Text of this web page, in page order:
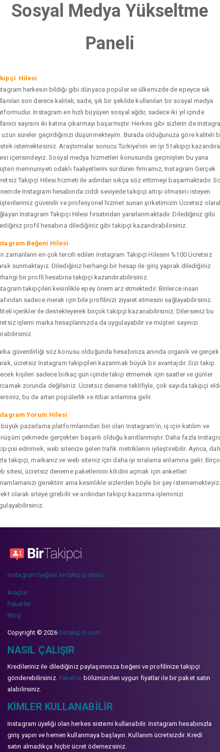
Sosyal Medya Yükseltme
Paneli
Hilesi
herkesin bildiği gibi dünyaca popüler ve ülkemizde de epeyce sık
son derece kaliteli, sade, şık bir şekilde kullanılan bir sosyal medya
Instagram en hızlı büyüyen sosyal ağdır, sadece iki yıl içinde
sayısını iki katına çıkarmayı başarmıştır. Herkes gibi sizlerin de
uzun süreler geçirdiğinizi düşünmekteyim. Burada olduğunuza göre kaliteli
istemektesiniz. Araştırmalar sonucu Türkiye’nin en iyi 5 takipçi
içerisindeyiz. Sosyal medya hizmetleri konusunda geçmişten bu yana
memnuniyeti odaklı faaliyetlerini sürdüren firmamız, Instagram Gerçek
Takipçi Hilesi hizmeti ile adından sıkça söz ettirmeyi başarmaktadır.
Instagram hesabında ciddi seviyede takipçi artışı olmasını isteyen
güvenilir ve profesyonel hizmet sunan şirketimizin Ücretsiz
Instagram Takipçi Hilesi fırsatından yararlanmaktadır. Dilediğiniz gibi
profil hesabına dilediğiniz gibi takipçi kazandırabilirsiniz.
Beğeni Hilesi
zamanların en çok tercih edilen Instagram Takipçi Hilesini %100 Ücretsiz
sunmaktayız. Dilediğiniz herhangi bir hesap ile giriş yaprak dilediğiniz
bir profil hesabına takipçi kazandırabilirsiniz.
takipçileri kesinlikle epey önem arz etmektedir. Binlerce insan
sadece merak için bile profilinizi ziyaret etmesini sağlayabilirsiniz.
içerikler ile destekleyerek birçok takipçi kazanabilirsiniz. Dilerseniz bu
işlemi marka hesaplarınızda da uygulayabilir ve müşteri sayınızı
güvenilirliği söz konusu olduğunda hesabınıza anında organik ve gerçek
ücretsiz Instagram takipçileri kazanmak büyük bir avantajdır. Sizi takip
kişileri sadece birkaç gün içinde takip etmemek için saatler ve günler
zorunda değilsiniz. Ücretsiz deneme teklifiyle, çok sayıda takipçi
bu da artan popülerlik ve itibar anlamına gelir.
Yorum Hilesi
büyük pazarlama platformlarından biri olan Instagram'ın, iş için katılım ve
çekmede gerçekten başarılı olduğu kanıtlanmıştır. Daha fazla
edinmek, web sitenize gelen trafik metriklerini iyileştirebilir. Ayrıca,
takipçi, markanız ve web siteniz için daha iyi sıralama anlamına gelir.
sitesi, ücretsiz deneme paketlerinin kilidini açmak için anketleri
gerektirir ama kesinlikle sizlerden böyle bir şey istememekteyiz.
olarak siteye girebilir ve ardından takipçi kazanma işleminizi
instagram beğeni ve takipçi sitesi
Araçlar
Paketler
Blog
Copyright © 2026 birtakipci.com
NASIL ÇALIŞIR
Kredileriniz ile dilediğiniz paylaşımınıza beğeni ve profilinize takipçi
gönderebilirsiniz. Paketlerbölümünden uygun fiyatlar ile bir paket satın
alabilirsiniz.
KIMLER KULLANABILIR
Instagram üyeliği olan herkes sistemi kullanabilir. Instagram hesabınızla
giriş yapın ve hemen kullanmaya başlayın. Kullanım ücretsizdir. Kredi
satın almadıkça hiçbir ücret ödemezsiniz.